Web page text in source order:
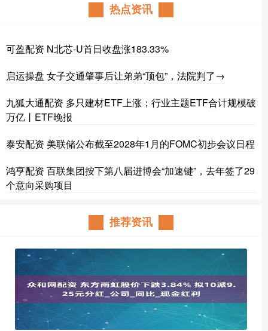
热点资讯
可盈配资 N北芯-U首日收盘涨183.33%
启运操盘 女子交通肇事后让弟弟“顶包”，法院判了→
九狐大通配资 多只建材ETF上涨；行业主题ETF合计规模破
万亿丨ETF晚报
泰安配资 美联储公布截至2028年1月的FOMC初步会议日程
鸿亨配资 百联集团按下第八届进博会“加速键”，去年签了29
个意向采购项目
推荐资讯